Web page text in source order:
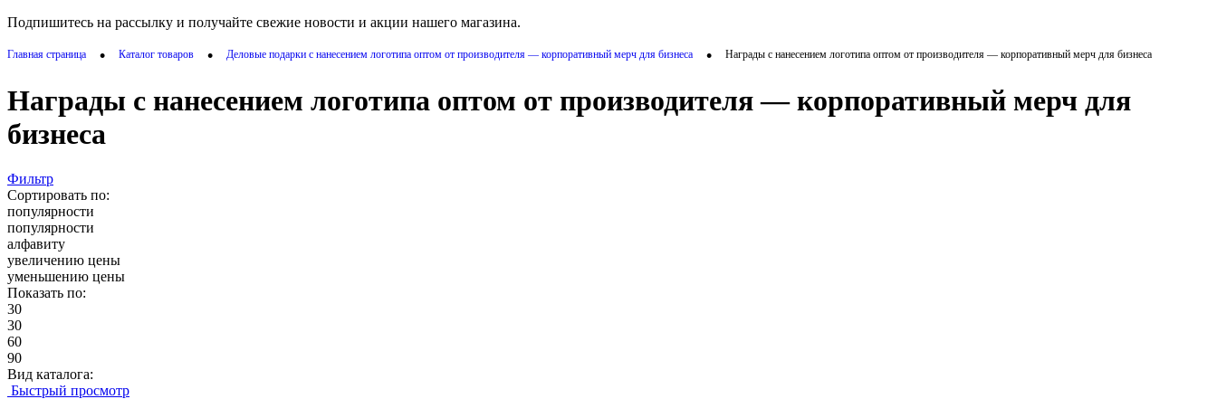
Подпишитесь на рассылку и получайте свежие новости и акции нашего магазина.
Главная страница • Каталог товаров • Деловые подарки с нанесением логотипа оптом от производителя — корпоративный мерч для бизнеса • Награды с нанесением логотипа оптом от производителя — корпоративный мерч для бизнеса
Награды с нанесением логотипа оптом от производителя — корпоративный мерч для
бизнеса
Фильтр
Сортировать по:
популярности
популярности
алфавиту
увеличению цены
уменьшению цены
Показать по:
30
30
60
90
Вид каталога:
Быстрый просмотр